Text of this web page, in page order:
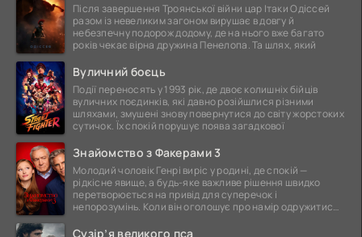
Після завершення Троянської війни цар Ітаки Одіссей
разом із невеликим загоном вирушає в довгу й
небезпечну подорож додому, де на нього вже багато
років чекає вірна дружина Пенелопа. Та шлях, який
Вуличний боєць
Події переносять у 1993 рік, де двоє колишніх бійців
вуличних поєдинків, які давно розійшлися різними
шляхами, змушені знову повернутися до світу жорстоких
сутичок. Їх спокій порушує поява загадкової
Знайомство з Факерами 3
Молодий чоловік Генрі виріс у родині, де спокій —
рідкісне явище, а будь-яке важливе рішення швидко
перетворюється на привід для суперечок і
непорозумінь. Коли він оголошує про намір одружитися,
Сузір’я великого пса